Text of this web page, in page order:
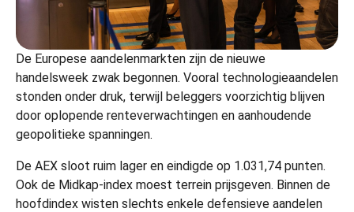
De Europese aandelenmarkten zijn de nieuwe
handelsweek zwak begonnen. Vooral technologieaandelen
stonden onder druk, terwijl beleggers voorzichtig blijven
door oplopende renteverwachtingen en aanhoudende
geopolitieke spanningen.
De AEX sloot ruim lager en eindigde op 1.031,74 punten.
Ook de Midkap-index moest terrein prijsgeven. Binnen de
hoofdindex wisten slechts enkele defensieve aandelen